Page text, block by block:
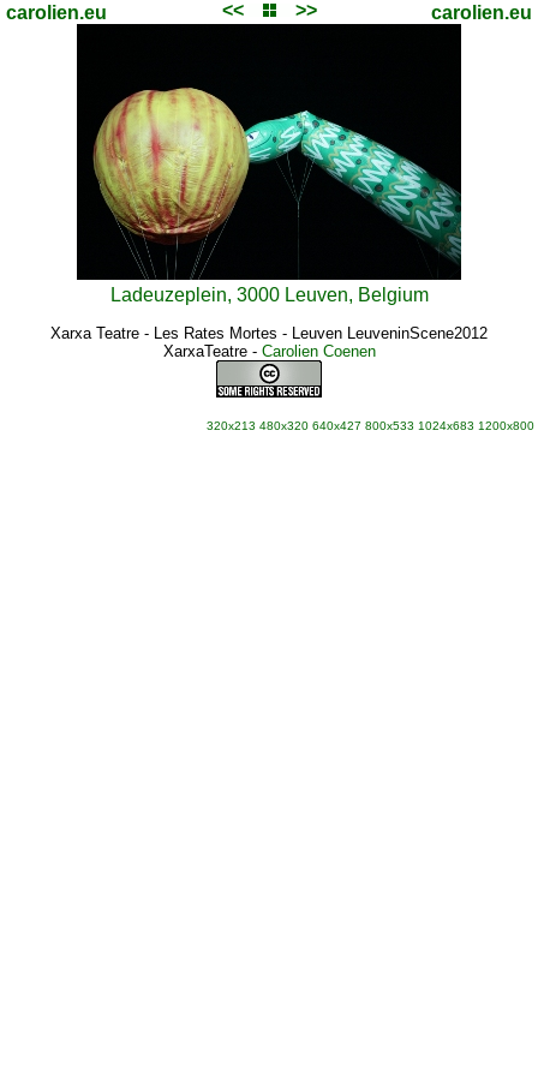
carolien.eu << >> carolien.eu
Ladeuzeplein, 3000 Leuven, Belgium
Xarxa Teatre - Les Rates Mortes - Leuven LeuveninScene2012
XarxaTeatre- Carolien Coenen
320x213 480x320 640x427 800x533 1024x683 1200x800